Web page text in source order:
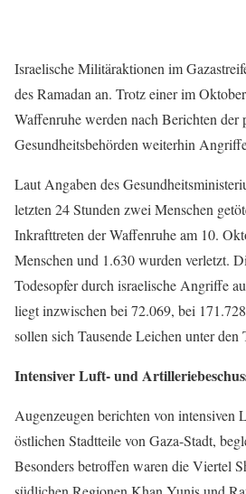
Israelische Militäraktionen im
des Ramadan an. Trotz einer im
Waffenruhe werden nach Berichten der
Gesundheitsbehörden weiterhin
Laut Angaben des
letzten 24 Stunden zwei Menschen
Inkrafttreten der Waffenruhe am 10.
Menschen und 1.630 wurden verletzt.
Todesopfer durch israelische Angriffe
liegt inzwischen bei 72.069, bei
sollen sich Tausende Leichen unter den
Intensiver Luft- und
Augenzeugen berichten von intensiven
östlichen Stadtteile von Gaza-Stadt,
Besonders betroffen waren die Viertel